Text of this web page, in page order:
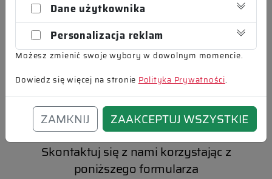
Czas wykonania 1-2 dni.
Masz pytania?
Skontaktuj się z nami korzystając z
poniższego formularza
Dane użytkownika
Personalizacja reklam
Możesz zmienić swoje wybory w dowolnym momencie.
Dowiedz się więcej na stronie Polityka Prywatności.
ZAMKNIJ ZAAKCEPTUJ WSZYSTKIE